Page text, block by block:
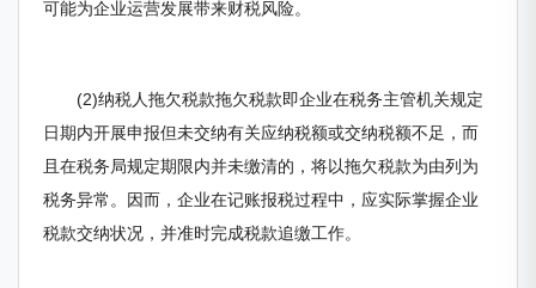
可能为企业运营发展带来财税风险。
(2)纳税人拖欠税款拖欠税款即企业在税务主管机关规定
日期内开展申报但未交纳有关应纳税额或交纳税额不足，而
且在税务局规定期限内并未缴清的，将以拖欠税款为由列为
税务异常。因而，企业在记账报税过程中，应实际掌握企业
税款交纳状况，并准时完成税款追缴工作。